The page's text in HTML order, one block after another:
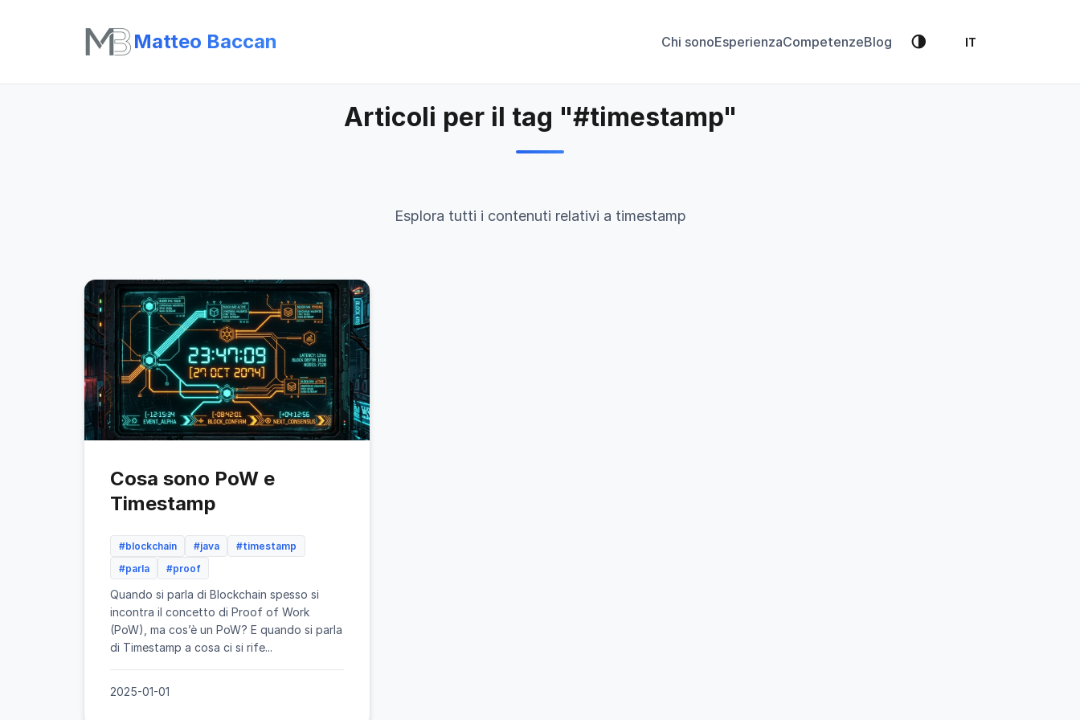
Matteo Baccan Chi sonoEsperienzaCompetenzeBlog 🌗 IT
Articoli per il tag "#timestamp"
Esplora tutti i contenuti relativi a timestamp
Cosa sono PoW e
Timestamp
#blockchain #java
#timestamp
#parla
#proof
Quando si parla di Blockchain spesso si
incontra il concetto di Proof of Work
(PoW), ma cos’è un PoW? E quando si parla
di Timestamp a cosa ci si rife...
2025-01-01